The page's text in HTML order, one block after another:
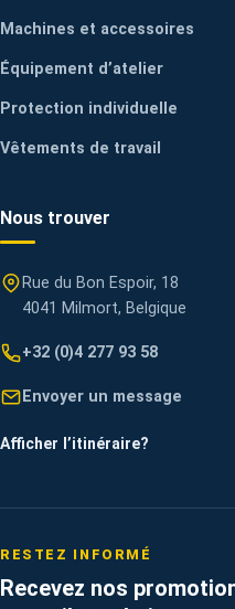
Machines et accessoires
Équipement d’atelier
Protection individuelle
Vêtements de travail
Nous trouver
Rue du Bon Espoir, 18
4041 Milmort, Belgique
+32 (0)4 277 93 58
Envoyer un message
Afficher l’itinéraire?
RESTEZ INFORMÉ
Recevez nos